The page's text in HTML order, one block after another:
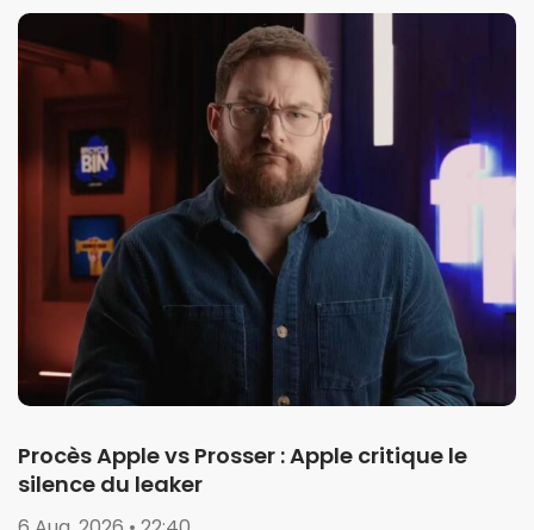
Procès Apple vs Prosser : Apple critique le
silence du leaker